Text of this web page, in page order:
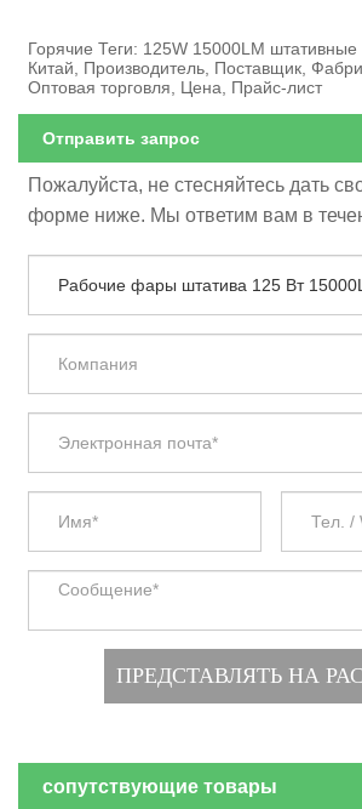
Горячие Теги: 125W 15000LM
Китай, Производитель, Поставщик,
Оптовая торговля, Цена, Прайс-лист
Отправить запрос
Пожалуйста, не стесняйтесь дать
форме ниже. Мы ответим вам в
сопутствующие товары